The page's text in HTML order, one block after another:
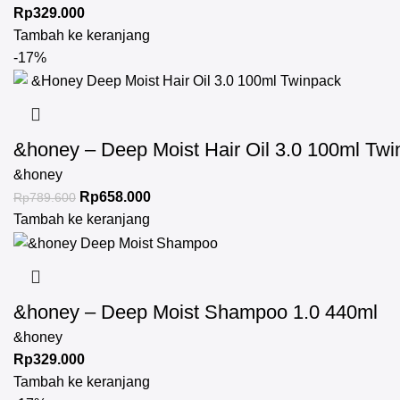
Rp329.000
Tambah ke keranjang
-17%
&honey – Deep Moist Hair Oil 3.0 100ml
&honey
Rp789.600 Rp658.000
Tambah ke keranjang
&honey – Deep Moist Shampoo 1.0 440ml
&honey
Rp329.000
Tambah ke keranjang